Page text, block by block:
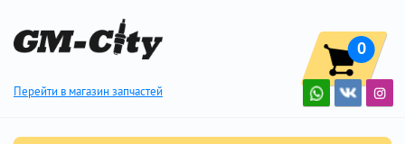
Перейти в магазин запчастей
0